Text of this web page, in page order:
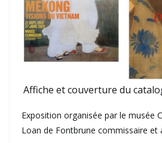
Affiche et couverture du
Exposition organisée par le musée
Loan de Fontbrune commissaire et